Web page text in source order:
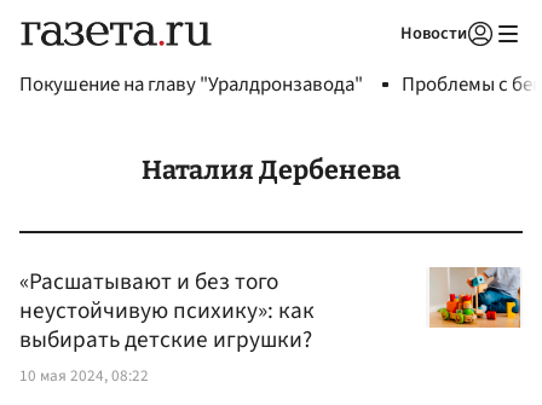
Новости
Покушение на главу "Уралдронзавода" Проблемы с
Наталия Дербенева
«Расшатывают и без того
неустойчивую психику»: как
выбирать детские игрушки?
10 мая 2024, 08:22